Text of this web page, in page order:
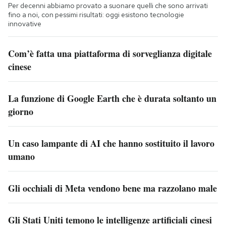
Per decenni abbiamo provato a suonare quelli che sono arrivati
fino a noi, con pessimi risultati: oggi esistono tecnologie
innovative
Com’è fatta una piattaforma di sorveglianza digitale
cinese
La funzione di Google Earth che è durata soltanto un
giorno
Un caso lampante di AI che hanno sostituito il lavoro
umano
Gli occhiali di Meta vendono bene ma razzolano male
Gli Stati Uniti temono le intelligenze artificiali cinesi